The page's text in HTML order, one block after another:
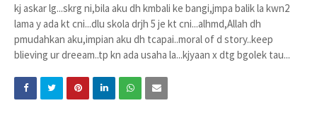
kj askar lg...skrg ni,bila aku dh kmbali ke bangi,jmpa balik la kwn2
lama y ada kt cni...dlu skola drjh 5 je kt cni...alhmd,Allah dh
pmudahkan aku,impian aku dh tcapai..moral of d story..keep
blieving ur dreeam..tp kn ada usaha la...kjyaan x dtg bgolek tau...